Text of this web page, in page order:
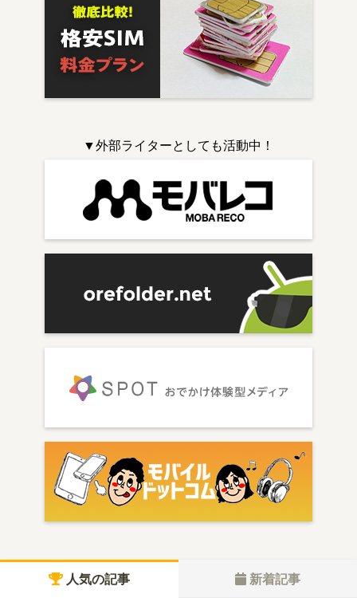
▼外部ライターとしても活動中！
人気の記事 新着記事